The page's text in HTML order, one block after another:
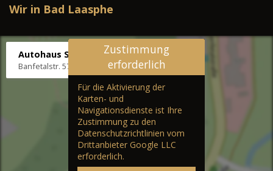
Wir in Bad Laasphe
Autohaus Stenger
Banfetalstr. 57, 57334 Bad Laasphe
Zustimmung
erforderlich
Für die Aktivierung der
Karten- und
Navigationsdienste ist Ihre
Zustimmung zu den
Datenschutzrichtlinien vom
Drittanbieter Google LLC
erforderlich.